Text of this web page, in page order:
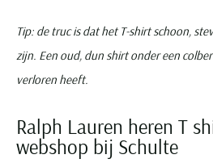
Tip: de truc is dat het T-shirt schoon,
zijn. Een oud, dun shirt onder een
verloren heeft.
Ralph Lauren heren T
webshop bij Schulte